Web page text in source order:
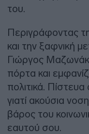
του.
Περιγράφοντας
και την ξαφνική
Γιώργος
πόρτα και
πολιτικά.
γιατί ακούσια
βάρος του
εαυτού σου.